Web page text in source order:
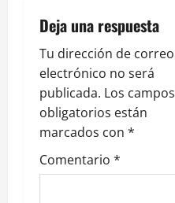
ó
n
d
e
e
n
Deja una respuesta
Tu dirección de correo
electrónico no será
publicada. Los campos
obligatorios están
marcados con *
Comentario *